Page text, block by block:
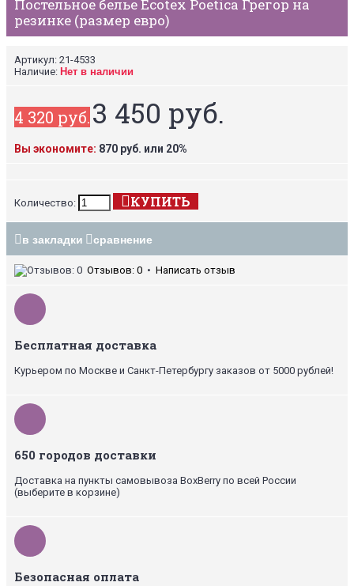
Постельное белье Ecotex Poetica Грегор на
резинке (размер евро)
Артикул: 21-4533
Наличие: Нет в наличии
4 320 руб.3 450 руб.
Вы экономите: 870 руб. или 20%
Количество: КУПИТЬ
в закладки сравнение
Отзывов: 0 • Написать отзыв
Бесплатная доставка
Курьером по Москве и Санкт-Петербургу заказов от 5000 рублей!
650 городов доставки
Доставка на пункты самовывоза BoxBerry по всей России
(выберите в корзине)
Безопасная оплата